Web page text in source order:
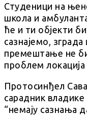
Студеници на
школа и
ће и ти објекти
сазнајемо,
премештање не
проблем
Протосинђел
сарадник владике
“немају сазнања